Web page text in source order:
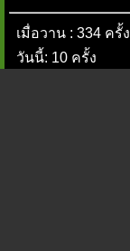
เมื่อวาน : 334 ครั้ง
วันนี้: 10 ครั้ง